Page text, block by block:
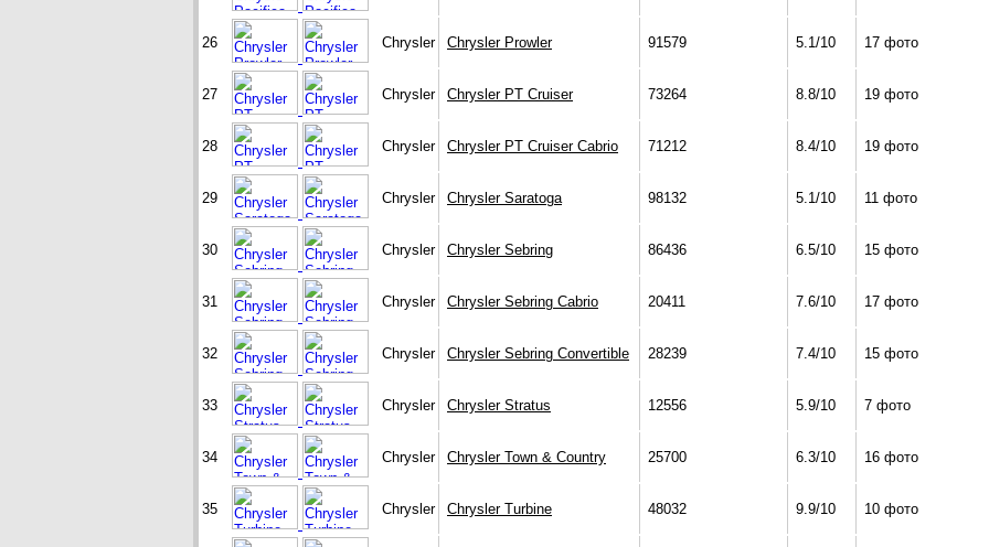
26 Chrysler Chrysler Prowler 91579 5.1/10 17 фото
27 Chrysler Chrysler PT Cruiser 73264 8.8/10 19 фото
28 Chrysler Chrysler PT Cruiser Cabrio 71212 8.4/10 19 фото
29 Chrysler Chrysler Saratoga 98132 5.1/10 11 фото
30 Chrysler Chrysler Sebring 86436 6.5/10 15 фото
31 Chrysler Chrysler Sebring Cabrio 20411 7.6/10 17 фото
32 Chrysler Chrysler Sebring Convertible 28239 7.4/10 15 фото
33 Chrysler Chrysler Stratus 12556 5.9/10 7 фото
34 Chrysler Chrysler Town & Country 25700 6.3/10 16 фото
35 Chrysler Chrysler Turbine 48032 9.9/10 10 фото